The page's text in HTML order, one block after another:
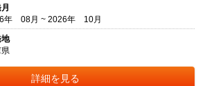
年 08月 ~ 2026年 10月
詳細を見る